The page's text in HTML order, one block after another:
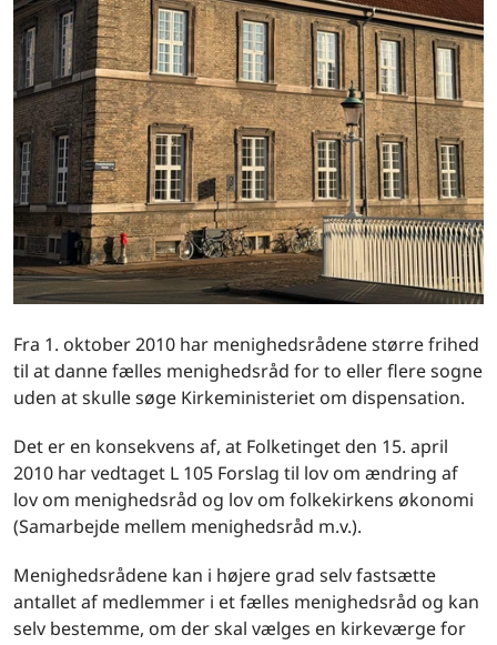
Fra 1. oktober 2010 har menighedsrådene større frihed
til at danne fælles menighedsråd for to eller flere sogne
uden at skulle søge Kirkeministeriet om dispensation.
Det er en konsekvens af, at Folketinget den 15. april
2010 har vedtaget L 105 Forslag til lov om ændring af
lov om menighedsråd og lov om folkekirkens økonomi
(Samarbejde mellem menighedsråd m.v.).
Menighedsrådene kan i højere grad selv fastsætte
antallet af medlemmer i et fælles menighedsråd og kan
selv bestemme, om der skal vælges en kirkeværge for